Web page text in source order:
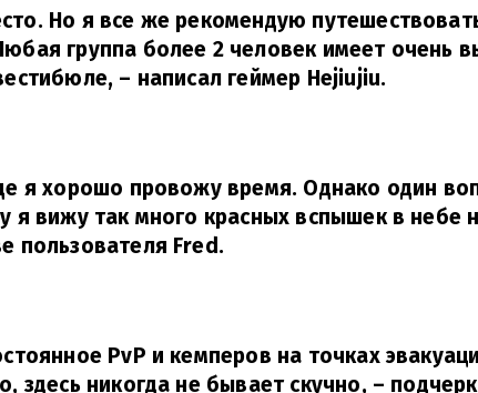
Но я все же рекомендую
группа более 2 человек имеет очень
– написал геймер Hejiujiu.
я хорошо провожу время. Однако один
я вижу так много красных вспышек в небе
пользователя Fred.
PvP и кемперов на точках
здесь никогда не бывает скучно, –